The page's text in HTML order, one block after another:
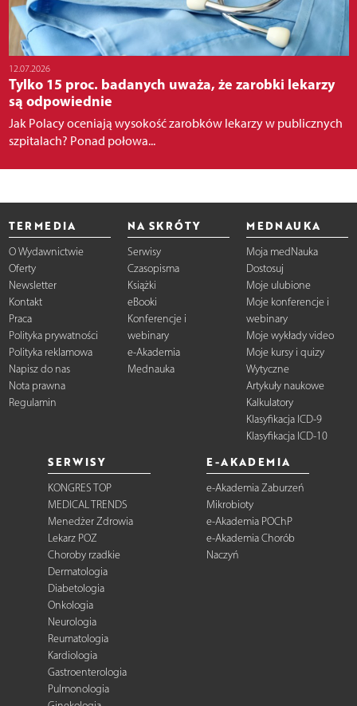
12.07.2026
Tylko 15 proc. badanych uważa, że zarobki lekarzy
są odpowiednie
Jak Polacy oceniają wysokość zarobków lekarzy w publicznych
szpitalach? Ponad połowa...
TERMEDIA
O Wydawnictwie
Oferty
Newsletter
Kontakt
Praca
Polityka prywatności
Polityka reklamowa
Napisz do nas
Nota prawna
Regulamin
NA SKRÓTY
Serwisy
Czasopisma
Książki
eBooki
Konferencje i
webinary
e-Akademia
Mednauka
MEDNAUKA
Moja medNauka
Dostosuj
Moje ulubione
Moje konferencje i
webinary
Moje wykłady video
Moje kursy i quizy
Wytyczne
Artykuły naukowe
Kalkulatory
Klasyfikacja ICD-9
Klasyfikacja ICD-10
SERWISY
KONGRES TOP
MEDICAL TRENDS
Menedżer Zdrowia
Lekarz POZ
Choroby rzadkie
Dermatologia
Diabetologia
Onkologia
Neurologia
Reumatologia
Kardiologia
Gastroenterologia
Pulmonologia
E-AKADEMIA
e-Akademia Zaburzeń
Mikrobioty
e-Akademia POChP
e-Akademia Chorób
Naczyń